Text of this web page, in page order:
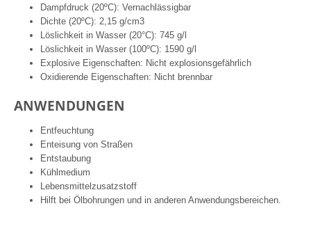
Dampfdruck (20ºC): Vernachlässigbar
Dichte (20ºC): 2,15 g/cm3
Löslichkeit in Wasser (20°C): 745 g/l
Löslichkeit in Wasser (100ºC): 1590 g/l
Explosive Eigenschaften: Nicht explosionsgefährlich
Oxidierende Eigenschaften: Nicht brennbar
ANWENDUNGEN
Entfeuchtung
Enteisung von Straßen
Entstaubung
Kühlmedium
Lebensmittelzusatzstoff
Hilft bei Ölbohrungen und in anderen Anwendungsbereichen.